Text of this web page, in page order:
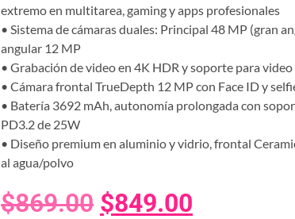
extremo en multitarea, gaming y apps profesionales
• Sistema de cámaras duales: Principal 48 MP (gran
angular 12 MP
• Grabación de video en 4K HDR y soporte para video
• Cámara frontal TrueDepth 12 MP con Face ID y
• Batería 3692 mAh, autonomía prolongada con
PD3.2 de 25W
• Diseño premium en aluminio y vidrio, frontal
al agua/polvo
$869.00 $849.00